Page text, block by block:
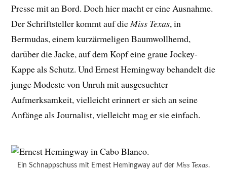
Presse mit an Bord. Doch hier macht er eine Ausnahme.
Der Schriftsteller kommt auf dieMiss Texas, in
Bermudas, einem kurzärmeligen Baumwollhemd,
darüber die Jacke, auf dem Kopf eine graue Jockey-
Kappe als Schutz. Und Ernest Hemingway behandelt die
junge Modeste von Unruh mit ausgesuchter
Aufmerksamkeit, vielleicht erinnert er sich an seine
Anfänge als Journalist, vielleicht mag er sie einfach.
Ein Schnappschuss mit Ernest Hemingway auf der Miss Texas.